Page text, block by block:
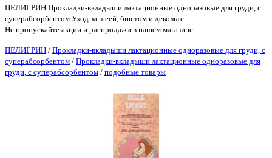
ПЕЛИГРИН Прокладки-вкладыши лактационные одноразовые для груди, с
суперабсорбентом Уход за шеей, бюстом и декольте
Не пропускайте акции и распродажи в нашем магазине.
ПЕЛИГРИН / Прокладки-вкладыши лактационные одноразовые для груди, с
суперабсорбентом / Прокладки-вкладыши лактационные одноразовые для
груди, с суперабсорбентом / подобные товары